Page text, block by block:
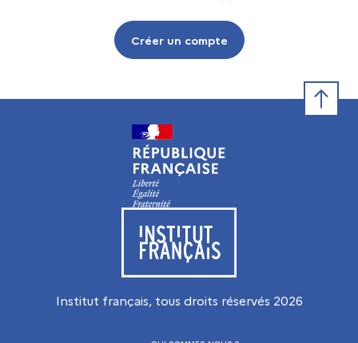
Créer un compte
Visiter le site de l’Institut français
Institut français, tous droits réservés 2026